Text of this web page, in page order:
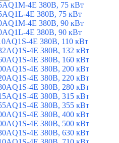
4E 380В, 75 кВт
4E 380В, 75 кВт
4E 380В, 90 кВт
4E 380В, 90 кВт
4E 380В, 110 кВт
4E 380В, 132 кВт
4E 380В, 160 кВт
4E 380В, 200 кВт
4E 380В, 220 кВт
4E 380В, 280 кВт
4E 380В, 315 кВт
4E 380В, 355 кВт
4E 380В, 400 кВт
4E 380В, 500 кВт
4E 380В, 630 кВт